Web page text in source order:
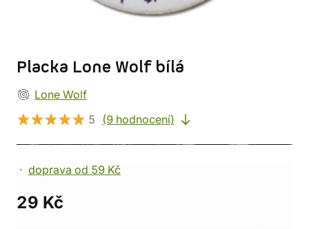
Placka Lone Wolf bílá
Lone Wolf
5
(9 hodnocení)
doprava od 59 Kč
29 Kč